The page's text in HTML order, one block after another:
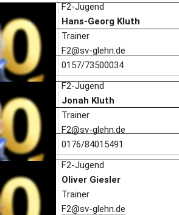
F2-Jugend
Hans-Georg Kluth
Trainer
F2@sv-glehn.de
0157/73500034
F2-Jugend
Jonah Kluth
Trainer
F2@sv-glehn.de
0176/84015491
F2-Jugend
Oliver Giesler
Trainer
F2@sv-glehn.de